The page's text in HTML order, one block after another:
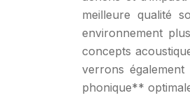
meilleure qualité
environnement
concepts
verrons
phonique**